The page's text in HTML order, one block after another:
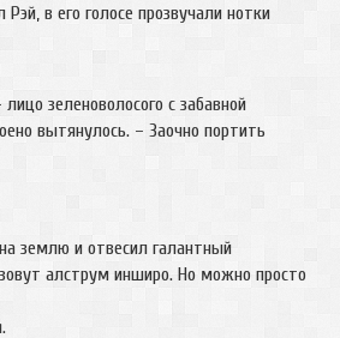
в его голосе прозвучали нотки
зеленоволосого с забавной
вытянулось. – Заочно портить
землю и отвесил галантный
алструм инширо. Но можно просто